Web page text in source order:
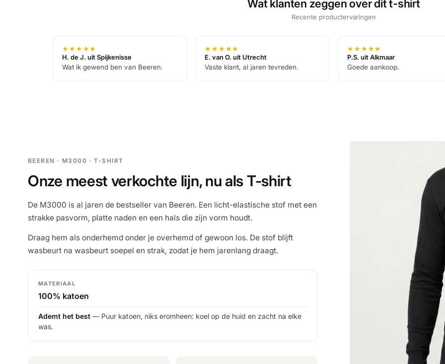
Wat klanten zeggen over dit t-shirt
Recente productervaringen
★★★★★
H. de J. uit Spijkenisse
Wat ik gewend ben van Beeren.
★★★★★
E. van O. uit Utrecht
Vaste klant, al jaren tevreden.
★★★★★
P.S. uit Alkmaar
Goede aankoop.
BEEREN · M3000 · T-SHIRT
Onze meest verkochte lijn, nu als T-shirt
De M3000 is al jaren de bestseller van Beeren. Een licht-elastische stof met een
strakke pasvorm, platte naden en een hals die zijn vorm houdt.
Draag hem als onderhemd onder je overhemd of gewoon los. De stof blijft
wasbeurt na wasbeurt soepel en strak, zodat je hem jarenlang draagt.
MATERIAAL
100% katoen
Ademt het best — Puur katoen, niks eromheen: koel op de huid en zacht na elke
was.